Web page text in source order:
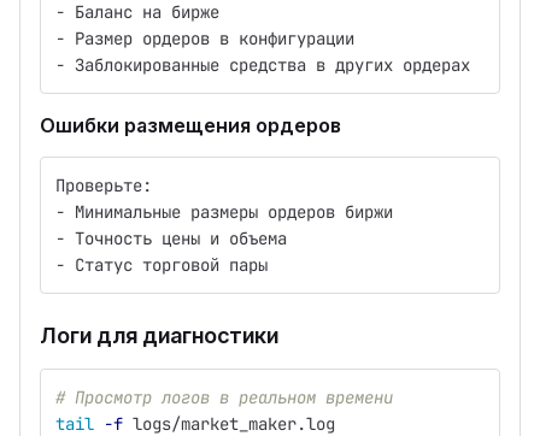
- Баланс на бирже
- Размер ордеров в конфигурации
- Заблокированные средства в других ордерах
Ошибки размещения ордеров
Проверьте:
- Минимальные размеры ордеров биржи
- Точность цены и объема
- Статус торговой пары
Логи для диагностики
# Просмотр логов в реальном времени
tail -f logs/market_maker.log